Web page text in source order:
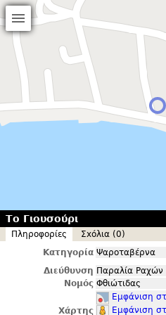
Το Γιουσούρι
Πληροφορίες
Σxόλια (0)
Κατηγορία Ψαροταβέρνα
Διεύθυνση Παραλία Ραχών
Νομός Φθιώτιδας
Χάρτης
Εμφάνιση
Εμφάνιση